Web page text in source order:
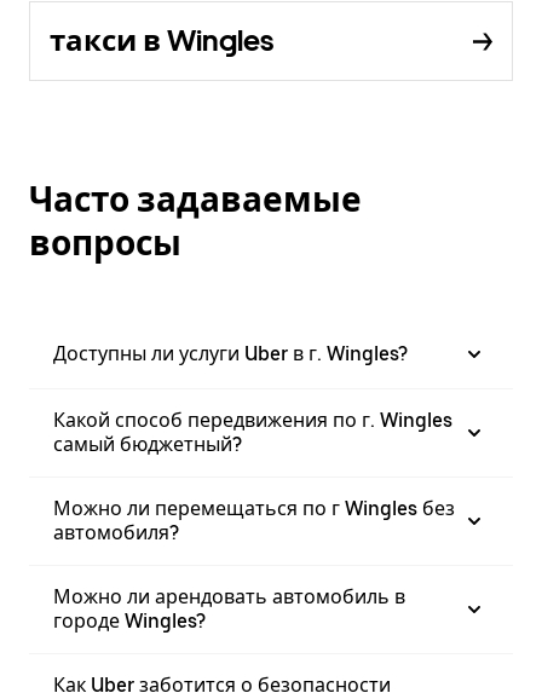
такси в Wingles
Часто задаваемые
вопросы
Доступны ли услуги Uber в г. Wingles?
Какой способ передвижения по г. Wingles
самый бюджетный?
Можно ли перемещаться по г Wingles без
автомобиля?
Можно ли арендовать автомобиль в
городе Wingles?
Как Uber заботится о безопасности